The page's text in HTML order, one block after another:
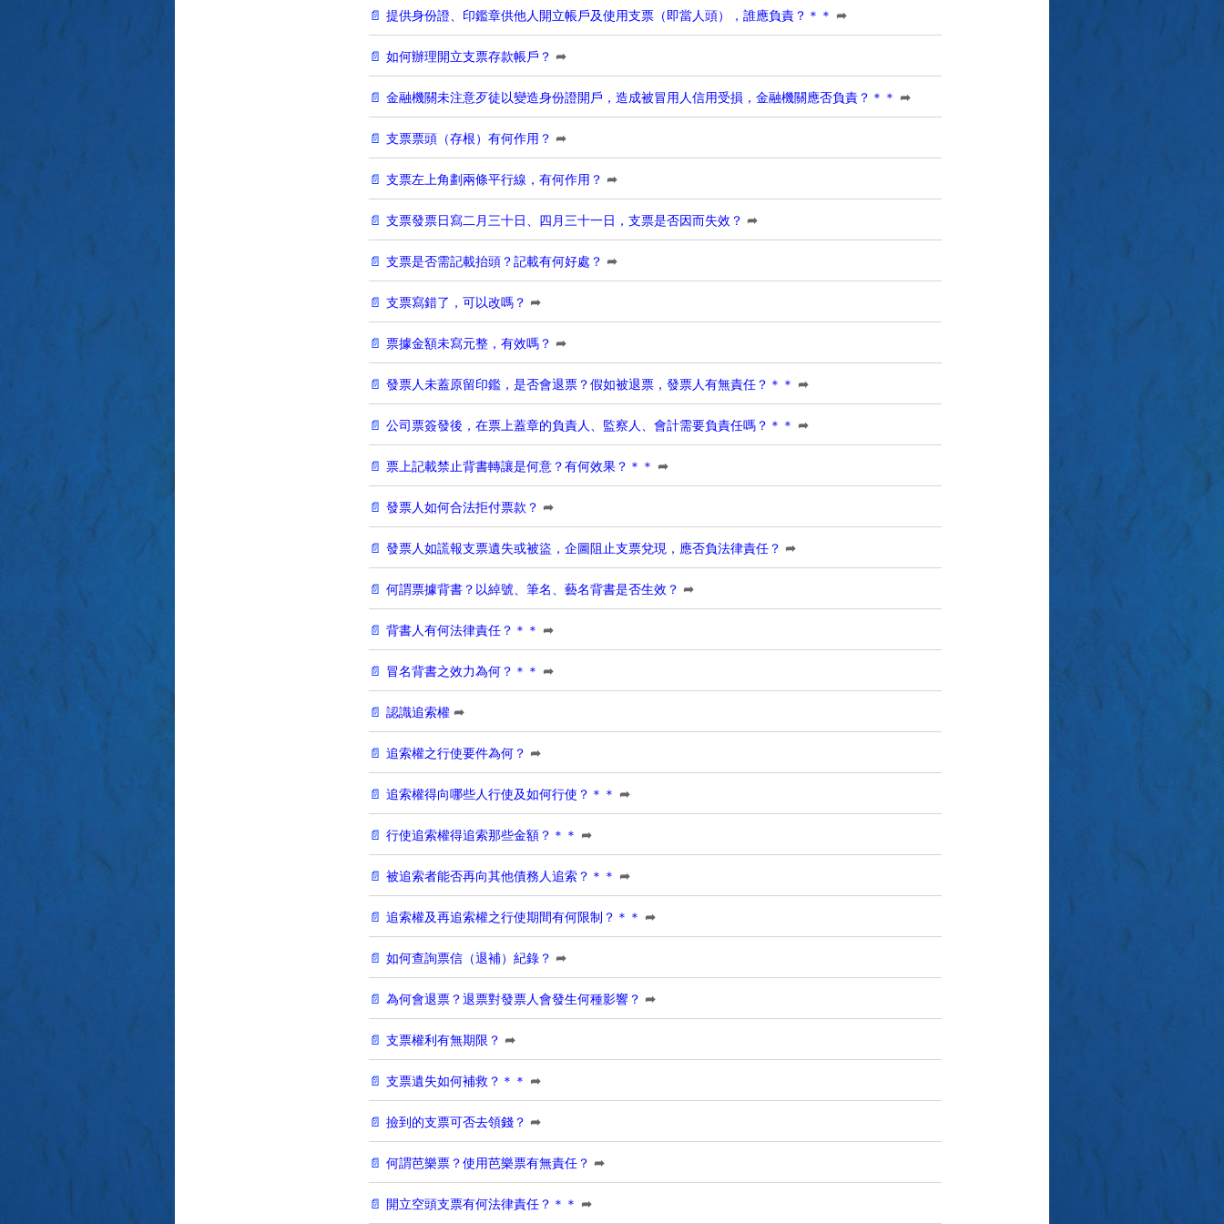
提供身份證、印鑑章供他人開立帳戶及使用支票（即當人頭），誰應負責？＊＊ ➦
如何辦理開立支票存款帳戶？ ➦
金融機關未注意歹徒以變造身份證開戶，造成被冒用人信用受損，金融機關應否負責？＊＊ ➦
支票票頭（存根）有何作用？ ➦
支票左上角劃兩條平行線，有何作用？ ➦
支票發票日寫二月三十日、四月三十一日，支票是否因而失效？ ➦
支票是否需記載抬頭？記載有何好處？ ➦
支票寫錯了，可以改嗎？ ➦
票據金額未寫元整，有效嗎？ ➦
發票人未蓋原留印鑑，是否會退票？假如被退票，發票人有無責任？＊＊ ➦
公司票簽發後，在票上蓋章的負責人、監察人、會計需要負責任嗎？＊＊ ➦
票上記載禁止背書轉讓是何意？有何效果？＊＊ ➦
發票人如何合法拒付票款？ ➦
發票人如謊報支票遺失或被盜，企圖阻止支票兌現，應否負法律責任？ ➦
何謂票據背書？以綽號、筆名、藝名背書是否生效？ ➦
背書人有何法律責任？＊＊ ➦
冒名背書之效力為何？＊＊ ➦
認識追索權 ➦
追索權之行使要件為何？ ➦
追索權得向哪些人行使及如何行使？＊＊ ➦
行使追索權得追索那些金額？＊＊ ➦
被追索者能否再向其他債務人追索？＊＊ ➦
追索權及再追索權之行使期間有何限制？＊＊ ➦
如何查詢票信（退補）紀錄？ ➦
為何會退票？退票對發票人會發生何種影響？ ➦
支票權利有無期限？ ➦
支票遺失如何補救？＊＊ ➦
撿到的支票可否去領錢？ ➦
何謂芭樂票？使用芭樂票有無責任？ ➦
開立空頭支票有何法律責任？＊＊ ➦